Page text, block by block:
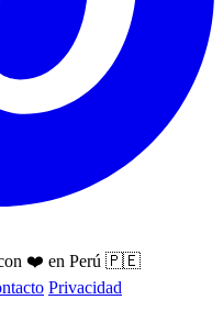
con ❤️ en Perú 🇵🇪
Privacidad